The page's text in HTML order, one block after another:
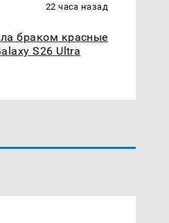
22 часа назад
браком красные
S26 Ultra